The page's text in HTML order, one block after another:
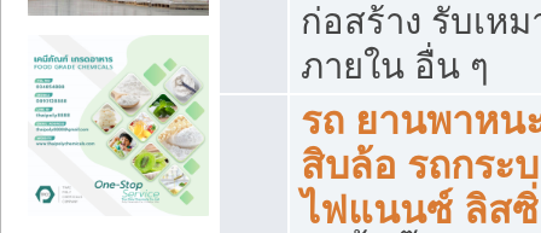
ก่อสร้าง รับเห
ภายใน อื่น ๆ
รถ ยานพาหน
สิบล้อ รถกระ
ไฟแนนซ์ ลิส